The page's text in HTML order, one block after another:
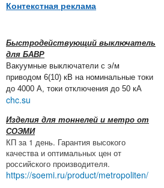
Контекстная реклама
Быстродействующий выключатель
для БАВР
Вакуумные выключатели с э/м
приводом 6(10) кВ на номинальные токи
до 4000 А, токи отключения до 50 кА
chc.su
Изделия для тоннелей и метро от
СОЭМИ
КП за 1 день. Гарантия высокого
качества и оптимальных цен от
российского производителя.
https://soemi.ru/product/metropoliten/